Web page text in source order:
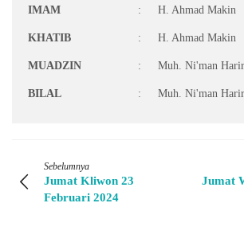
IMAM : H. Ahmad Makin
KHATIB : H. Ahmad Makin
MUADZIN : Muh. Ni'man Harir
BILAL : Muh. Ni'man Harir
Sebelumnya
Jumat Kliwon 23
Februari 2024
Jumat